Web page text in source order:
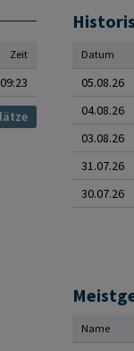
Zeit
09:23
Datum
05.08.26
04.08.26
03.08.26
31.07.26
30.07.26
Name